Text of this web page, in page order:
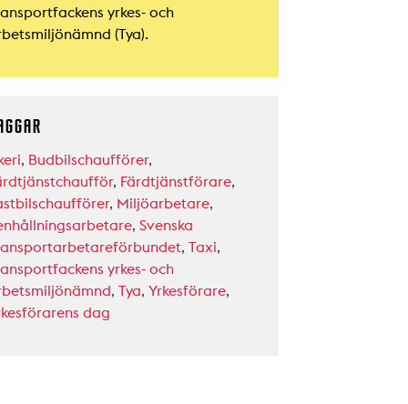
yrkes- och
(Tya).
, Budbilschaufförer,
, Färdtjänstförare,
, Miljöarbetare,
, Svenska
, Taxi,
yrkes- och
, Tya, Yrkesförare,
dag